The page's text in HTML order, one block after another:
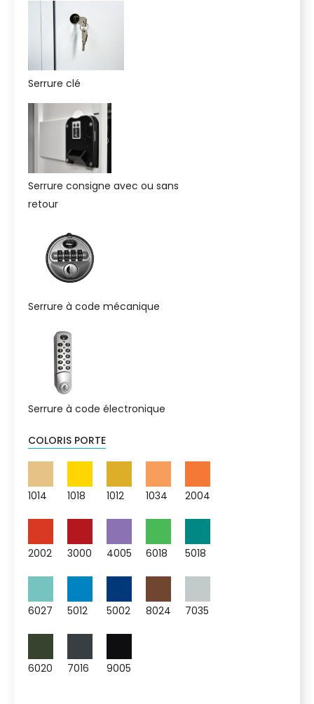
Serrure clé
Serrure consigne avec ou sans
retour
Serrure à code mécanique
Serrure à code électronique
COLORIS PORTE
1014 1018 1012 1034 2004
2002 3000 4005 6018 5018
6027 5012 5002 8024 7035
6020 7016 9005